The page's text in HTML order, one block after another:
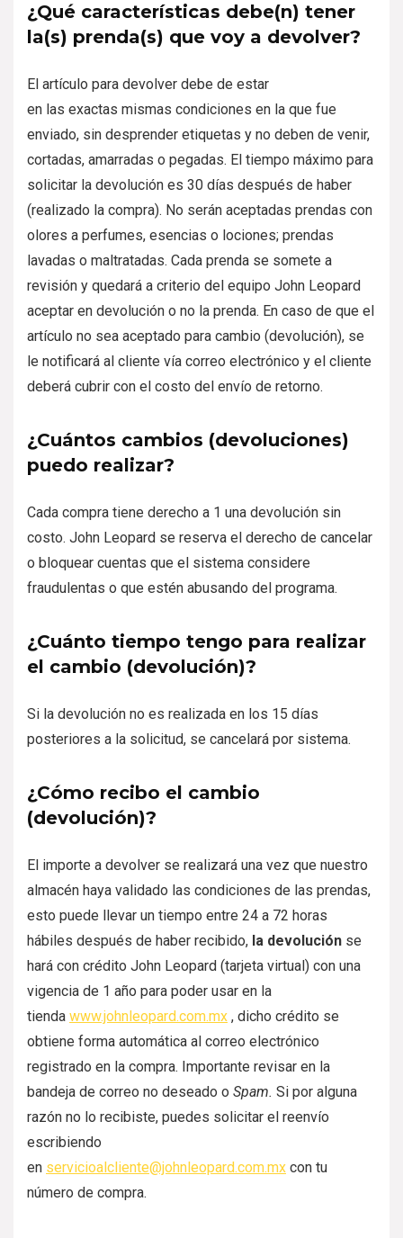
¿Qué características debe(n) tener
la(s) prenda(s) que voy a devolver?
El artículo para devolver debe de estar
en las exactas mismas condiciones en la que fue
enviado, sin desprender etiquetas y no deben de venir,
cortadas, amarradas o pegadas. El tiempo máximo para
solicitar la devolución es 30 días después de haber
(realizado la compra). No serán aceptadas prendas con
olores a perfumes, esencias o lociones; prendas
lavadas o maltratadas. Cada prenda se somete a
revisión y quedará a criterio del equipo John Leopard
aceptar en devolución o no la prenda. En caso de que el
artículo no sea aceptado para cambio (devolución), se
le notificará al cliente vía correo electrónico y el cliente
deberá cubrir con el costo del envío de retorno.
¿Cuántos cambios (devoluciones)
puedo realizar?
Cada compra tiene derecho a 1 una devolución sin
costo. John Leopard se reserva el derecho de cancelar
o bloquear cuentas que el sistema considere
fraudulentas o que estén abusando del programa.
¿Cuánto tiempo tengo para realizar
el cambio (devolución)?
Si la devolución no es realizada en los 15 días
posteriores a la solicitud, se cancelará por sistema.
¿Cómo recibo el cambio
(devolución)?
El importe a devolver se realizará una vez que nuestro
almacén haya validado las condiciones de las prendas,
esto puede llevar un tiempo entre 24 a 72 horas
hábiles después de haber recibido, la devolución se
hará con crédito John Leopard (tarjeta virtual) con una
vigencia de 1 año para poder usar en la
tienda www.johnleopard.com.mx , dicho crédito se
obtiene forma automática al correo electrónico
registrado en la compra. Importante revisar en la
bandeja de correo no deseado o Spam. Si por alguna
razón no lo recibiste, puedes solicitar el reenvío
escribiendo
en servicioalcliente@johnleopard.com.mx con tu
número de compra.